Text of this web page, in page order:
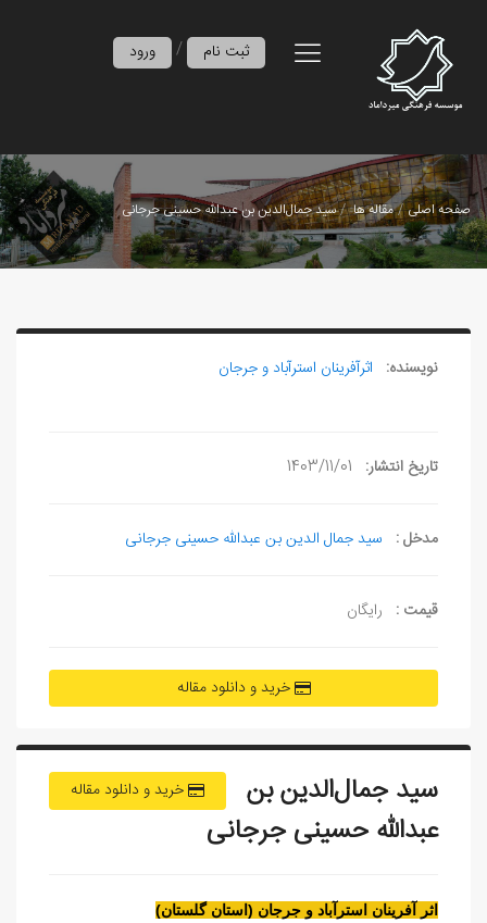
ورود / ثبت نام
صفحه اصلی مقاله ها سيد جمال‌الدين بن عبدالله حسينی جرجانی
نویسنده: اثرآفرينان استرآباد و جرجان
تاریخ انتشار: 1403/11/01
مدخل : سید جمال الدین بن عبدالله حسینی جرجانی
قیمت : رایگان
خرید و دانلود مقاله
خرید و دانلود مقاله
سيد جمال‌الدين بن
عبدالله حسينی جرجانی
اثر آفرينان استرآباد و جرجان (استان گلستان)